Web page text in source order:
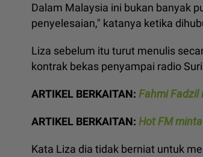
Dalam Malaysia ini bukan banyak
penyelesaian," katanya ketika
Liza sebelum itu turut menulis
kontrak bekas penyampai radio
ARTIKEL BERKAITAN: Fahmi Fadzil
ARTIKEL BERKAITAN: Hot FM
Kata Liza dia tidak berniat untuk